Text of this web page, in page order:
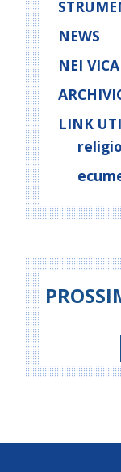
NEWS
NEI
LINK